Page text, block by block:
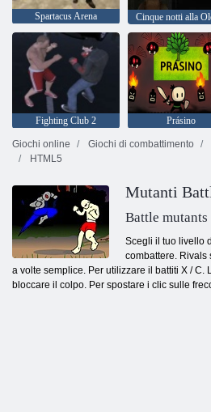
Spartacus Arena
Fighting Club 2 Prásino
Giochi online
Giochi di combattimento
HTML5
Mutanti
Battle mutants
Scegli il tuo livello
combattere. Rivals
a volte semplice. Per utilizzare il battiti X / C.
bloccare il colpo. Per spostare i clic sulle